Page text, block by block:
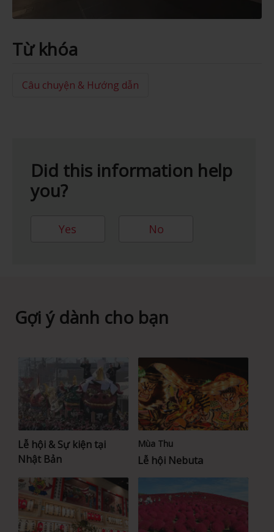
Từ khóa
Câu chuyện & Hướng dẫn
Did this information help
you?
Yes No
Gợi ý dành cho bạn
Lễ hội & Sự kiện tại
Nhật Bản
Mùa Thu
Lễ hội Nebuta